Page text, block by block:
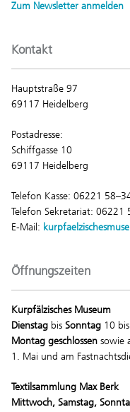
Zum Newsletter anmelden
Kontakt
Hauptstraße 97
69117 Heidelberg
Postadresse:
Schiffgasse 10
69117 Heidelberg
Telefon Kasse: 06221
Telefon Sekretariat: 06221
E-Mail:
Öffnungszeiten
Kurpfälzisches Museum
Dienstag bis Sonntag 10
Montag geschlossen sowie
1. Mai und am
Textilsammlung Max Berk
Mittwoch, Samstag,